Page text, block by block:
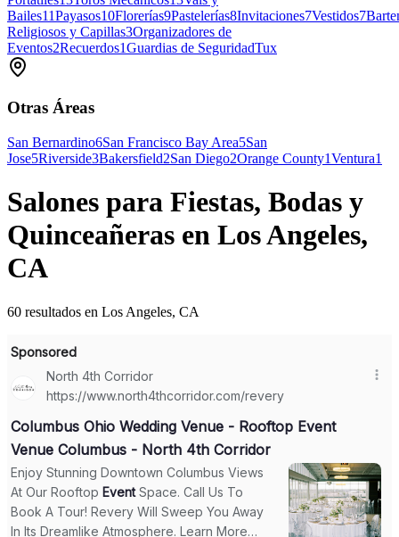
Bailes11Payasos10Florerías9Pastelerías8Invitaciones7Vestidos7
Religiosos y Capillas3Organizadores de
Eventos2Recuerdos1Guardias de SeguridadTux
Otras Áreas
San Bernardino6San Francisco Bay Area5San
Jose5Riverside3Bakersfield2San Diego2Orange County1Ventura1
Salones para Fiestas, Bodas y
Quinceañeras en Los Angeles,
CA
60 resultados en Los Angeles, CA